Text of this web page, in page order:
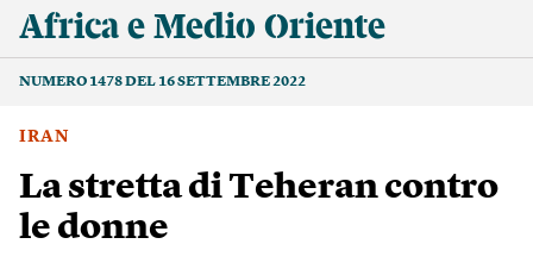
Africa e Medio Oriente
NUMERO 1478 DEL 16 SETTEMBRE 2022
IRAN
La stretta di Teheran contro
le donne